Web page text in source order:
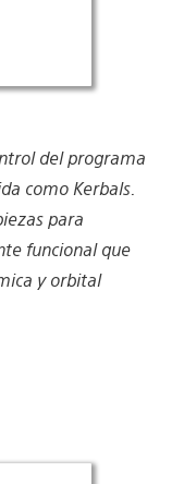
del programa
como Kerbals.
para
funcional que
y orbital